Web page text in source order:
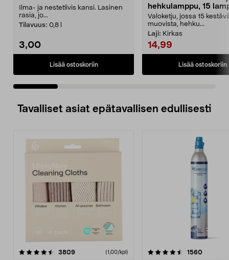
Ilma- ja nestetiivis kansi. Lasinen
rasia, jo...
Tilavuus: 0,8 l
3,00
Lisää ostoskoriin
hehkulamppu, 15
7,2 m
Valoketju, jossa 15
muovista, hehku...
Laji: Kirkas
14,99
Lisää ostoskoriin
Tavalliset asiat epätavallisen edullisesti
3809arvostelut (1,00/kpl)
4.5viidestä
1560
4.5viidestä